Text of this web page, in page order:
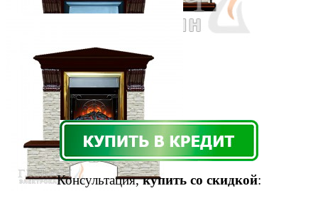
Консультация,купить со скидкой: